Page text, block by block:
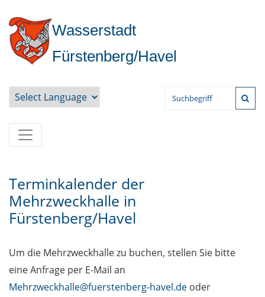
Wasserstadt
Fürstenberg/Havel
Terminkalender der
Mehrzweckhalle in
Fürstenberg/Havel
Um die Mehrzweckhalle zu buchen, stellen Sie bitte
eine Anfrage per E-Mail an
Mehrzweckhalle@fuerstenberg-havel.de oder